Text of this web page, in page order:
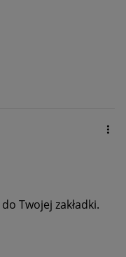
Twojej zakładki.